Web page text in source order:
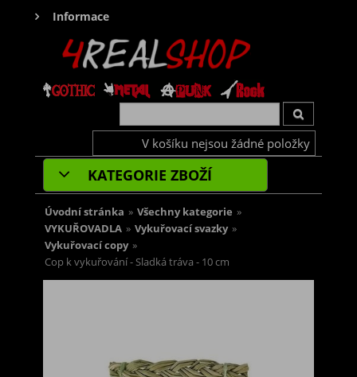
Informace
V košíku nejsou žádné položky
KATEGORIE ZBOŽÍ
Úvodní stránka » Všechny kategorie »
VYKUŘOVADLA » Vykuřovací svazky »
Vykuřovací copy »
Cop k vykuřování - Sladká tráva - 10 cm